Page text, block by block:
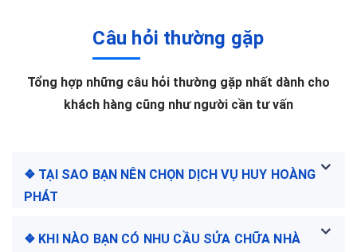
Câu hỏi thường gặp
Tổng hợp những câu hỏi thường gặp nhất dành cho
khách hàng cũng như người cần tư vấn
❖ TẠI SAO BẠN NÊN CHỌN DỊCH VỤ HUY HOÀNG
PHÁT
❖ KHI NÀO BẠN CÓ NHU CẦU SỬA CHỮA NHÀ